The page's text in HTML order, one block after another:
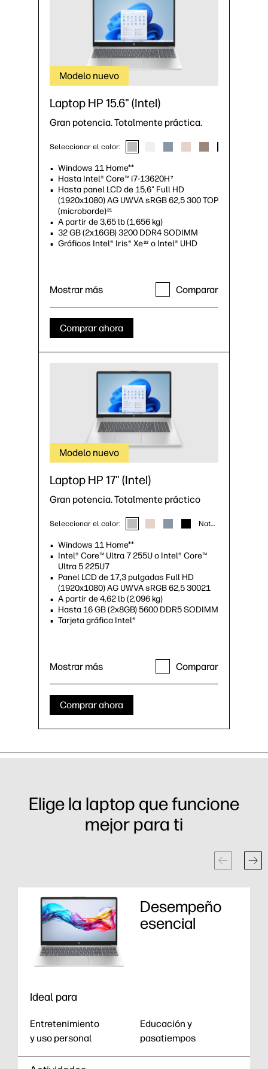
Modelo nuevo
Laptop HP 15.6" (Intel)
Gran potencia. Totalmente práctica.
Seleccionar el color:
Windows 11 Home**
Hasta Intel® Core™ i7-13620H 7
Hasta panel LCD de 15,6" Full HD
(1920x1080) AG UWVA sRGB 62,5 300 TOP
(microborde)21
A partir de 3,65 lb (1,656 kg)
32 GB (2x16GB) 3200 DDR4 SODIMM
Gráficos Intel® Iris® Xe22 o Intel® UHD
Comparar
Mostrar más
Comprar ahora
Modelo nuevo
Laptop HP 17" (Intel)
Gran potencia. Totalmente práctico
Seleccionar el color: Natural Silver
Windows 11 Home**
Intel® Core™ Ultra 7 255U o Intel® Core™
Ultra 5 225U7
Panel LCD de 17,3 pulgadas Full HD
(1920x1080) AG UWVA sRGB 62,5 30021
A partir de 4,62 lb (2,096 kg)
Hasta 16 GB (2x8GB) 5600 DDR5 SODIMM
Tarjeta gráfica Intel®
Comparar
Mostrar más
Comprar ahora
Elige la laptop que funcione
mejor para ti
Desempeño
esencial
Ideal para
Entretenimiento
y uso personal
Educación y
pasatiempos